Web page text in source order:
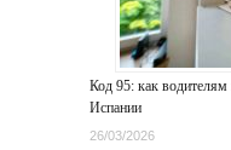
Код 95: как водителям
Испании
26/03/2026